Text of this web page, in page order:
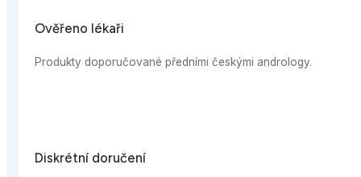
předními českými andrology.